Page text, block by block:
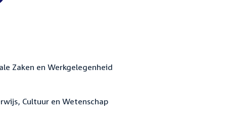
Zaken en Werkgelegenheid
Cultuur en Wetenschap